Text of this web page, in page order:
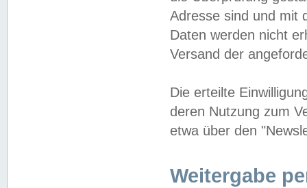
Adresse sind und mit
Daten werden nicht
Versand der
Die erteilte
deren Nutzung zum
etwa über den
Weitergabe